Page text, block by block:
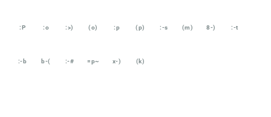
:P :o :>) (o) :p (p) :-s (m) 8-) :-t
:-b b-( :-# =p~ x-) (k)